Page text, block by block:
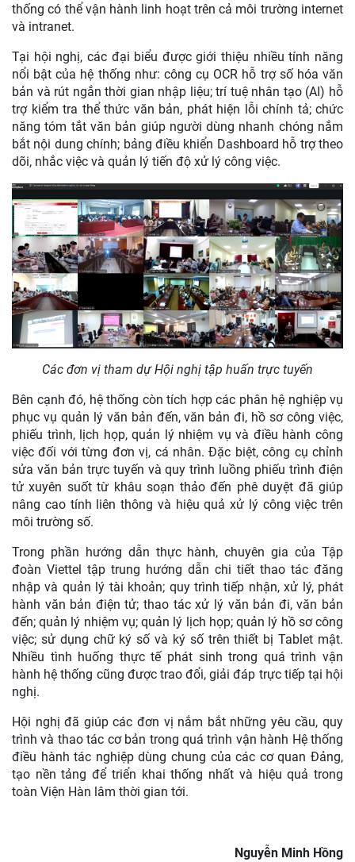
thống có thể vận hành linh hoạt trên cả môi trường internet
và intranet.
Tại hội nghị, các đại biểu được giới thiệu nhiều tính năng
nổi bật của hệ thống như: công cụ OCR hỗ trợ số hóa văn
bản và rút ngắn thời gian nhập liệu; trí tuệ nhân tạo (AI) hỗ
trợ kiểm tra thể thức văn bản, phát hiện lỗi chính tả; chức
năng tóm tắt văn bản giúp người dùng nhanh chóng nắm
bắt nội dung chính; bảng điều khiển Dashboard hỗ trợ theo
dõi, nhắc việc và quản lý tiến độ xử lý công việc.
Các đơn vị tham dự Hội nghị tập huấn trực tuyến
Bên cạnh đó, hệ thống còn tích hợp các phân hệ nghiệp vụ
phục vụ quản lý văn bản đến, văn bản đi, hồ sơ công việc,
phiếu trình, lịch họp, quản lý nhiệm vụ và điều hành công
việc đối với từng đơn vị, cá nhân. Đặc biệt, công cụ chỉnh
sửa văn bản trực tuyến và quy trình luồng phiếu trình điện
tử xuyên suốt từ khâu soạn thảo đến phê duyệt đã giúp
nâng cao tính liên thông và hiệu quả xử lý công việc trên
môi trường số.
Trong phần hướng dẫn thực hành, chuyên gia của Tập
đoàn Viettel tập trung hướng dẫn chi tiết thao tác đăng
nhập và quản lý tài khoản; quy trình tiếp nhận, xử lý, phát
hành văn bản điện tử; thao tác xử lý văn bản đi, văn bản
đến; quản lý nhiệm vụ; quản lý lịch họp; quản lý hồ sơ công
việc; sử dụng chữ ký số và ký số trên thiết bị Tablet mật.
Nhiều tình huống thực tế phát sinh trong quá trình vận
hành hệ thống cũng được trao đổi, giải đáp trực tiếp tại hội
nghị.
Hội nghị đã giúp các đơn vị nắm bắt những yêu cầu, quy
trình và thao tác cơ bản trong quá trình vận hành Hệ thống
điều hành tác nghiệp dùng chung của các cơ quan Đảng,
tạo nền tảng để triển khai thống nhất và hiệu quả trong
toàn Viện Hàn lâm thời gian tới.
Nguyễn Minh Hồng